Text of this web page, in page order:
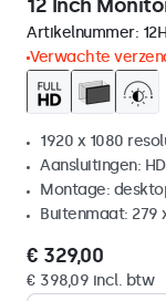
12 Inch
Artikelnummer:
Verwachte
1920 x 1080
Aansluitingen:
Montage:
Buitenmaat: 279
€ 329,00
€ 398,09 incl. btw